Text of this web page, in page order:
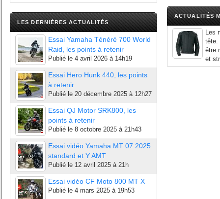
LES DERNIÈRES ACTUALITÉS
Essai Yamaha Ténéré 700 World
Raid, les points à retenir
Publié le 4 avril 2026 à 14h19
Essai Hero Hunk 440, les points
à retenir
Publié le 20 décembre 2025 à 12h27
Essai QJ Motor SRK800, les
points à retenir
Publié le 8 octobre 2025 à 21h43
Essai vidéo Yamaha MT 07 2025
standard et Y AMT
Publié le 12 avril 2025 à 21h
Essai vidéo CF Moto 800 MT X
Publié le 4 mars 2025 à 19h53
ACTUALITÉS
Les
tête.
être
et